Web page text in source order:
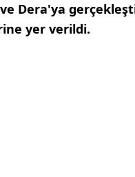
Dera'ya
yer verildi.